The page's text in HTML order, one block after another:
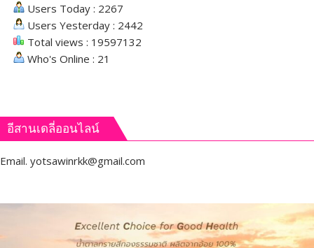
Users Today : 2267
Users Yesterday : 2442
Total views : 19597132
Who's Online : 21
อีสานเดลี่ออนไลน์
Email. yotsawinrkk@gmail.com